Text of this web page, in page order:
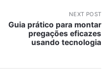
NEXT POST
Guia prático para montar
pregações eficazes
usando tecnologia